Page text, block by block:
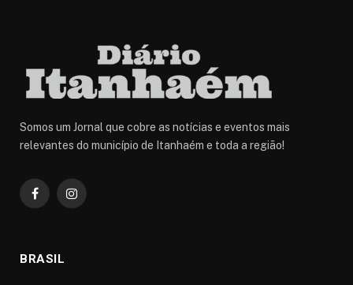
Somos um Jornal que cobre as notícias e eventos mais
relevantes do município de Itanhaém e toda a região!
FacebookInstagram
BRASIL